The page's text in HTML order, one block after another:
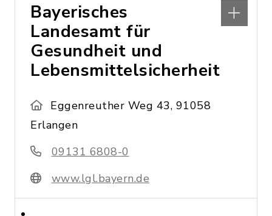
Bayerisches
Landesamt für
Gesundheit und
Lebensmittelsicherheit
Eggenreuther Weg 43, 91058
Erlangen
09131 6808-0
www.lgl.bayern.de